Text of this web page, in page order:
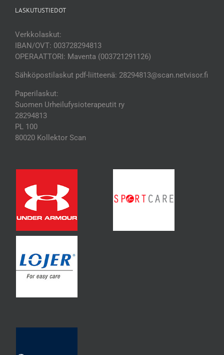
LASKUTUSTIEDOT
Verkkolaskut:
IBAN/OVT: 003728294813
OPERAATTORI: Maventa (003721291126)
Sähköpostilaskut pdf-liitteenä: 28294813@scan.netvisor.fi
Paperilaskut:
Suomen Urheilufysioterapeutit ry
28294813
PL 100
80020 Kollektor Scan